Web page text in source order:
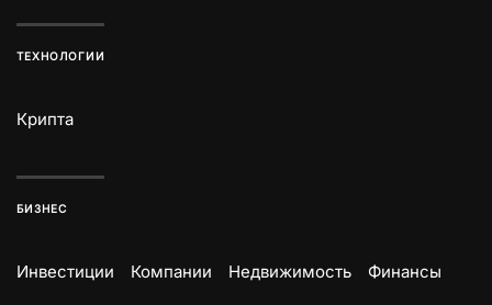
ТЕХНОЛОГИИ
Крипта
БИЗНЕС
Инвестиции Компании Недвижимость Финансы